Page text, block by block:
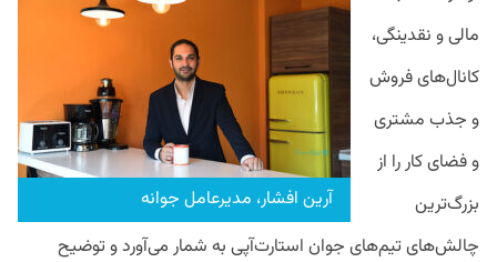
آرین افشار، مدیرعامل جوانه
مالی و نقدینگی،
کانال‌های فروش
و جذب مشتری
و فضای کار را از
بزرگ‌ترین
چالش‌های تیم‌های جوان استارت‌آپی به شمار می‌آورد و توضیح